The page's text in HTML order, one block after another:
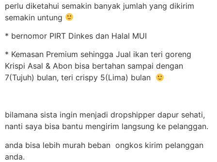
perlu diketahui semakin banyak jumlah yang dikirim
semakin untung
* bernomor PIRT Dinkes dan Halal MUI
* Kemasan Premium sehingga Jual ikan teri goreng
Krispi Asal & Abon bisa bertahan sampai dengan
7(Tujuh) bulan, teri crispy 5(Lima) bulan
bilamana sista ingin menjadi dropshipper dapur sehati,
nanti saya bisa bantu mengirim langsung ke pelanggan.
anda bisa lebih murah beban ongkos kirim pelanggan
anda.